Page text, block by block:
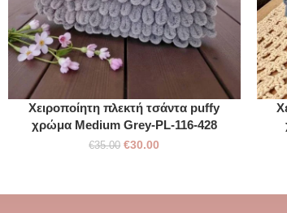
Χειροποίητη πλεκτή τσάντα puffy
χρώμα Medium Grey-PL-116-428
€35.00 €30.00